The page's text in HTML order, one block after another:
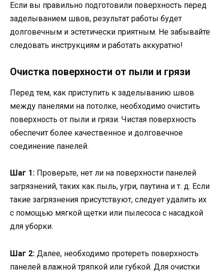
Если вы правильно подготовили поверхность перед
заделыванием швов, результат работы будет
долговечным и эстетически приятным. Не забывайте
следовать инструкциям и работать аккуратно!
Очистка поверхности от пыли и грязи
Перед тем, как приступить к заделыванию швов
между панелями на потолке, необходимо очистить
поверхность от пыли и грязи. Чистая поверхность
обеспечит более качественное и долговечное
соединение панелей.
Шаг 1: Проверьте, нет ли на поверхности панелей
загрязнений, таких как пыль, угри, паутина и т. д. Если
такие загрязнения присутствуют, следует удалить их
с помощью мягкой щетки или пылесоса с насадкой
для уборки.
Шаг 2: Далее, необходимо протереть поверхность
панелей влажной тряпкой или губкой. Для очистки